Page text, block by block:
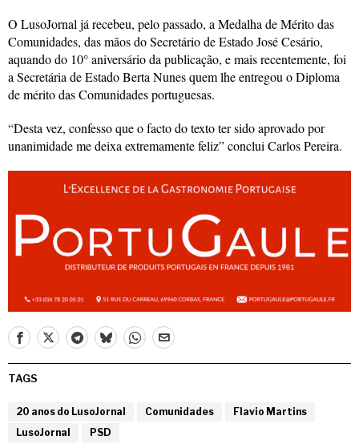
O LusoJornal já recebeu, pelo passado, a Medalha de Mérito das
Comunidades, das mãos do Secretário de Estado José Cesário,
aquando do 10° aniversário da publicação, e mais recentemente, foi
a Secretária de Estado Berta Nunes quem lhe entregou o Diploma
de mérito das Comunidades portuguesas.
“Desta vez, confesso que o facto do texto ter sido aprovado por
unanimidade me deixa extremamente feliz” conclui Carlos Pereira.
TAGS
20 anos do LusoJornal Comunidades
Flavio Martins
LusoJornal
PSD